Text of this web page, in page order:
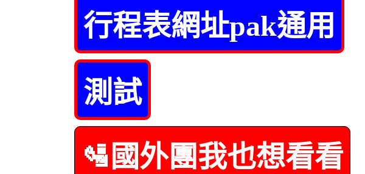
行程表網址pak通用
測試
🛂國外團我也想看看